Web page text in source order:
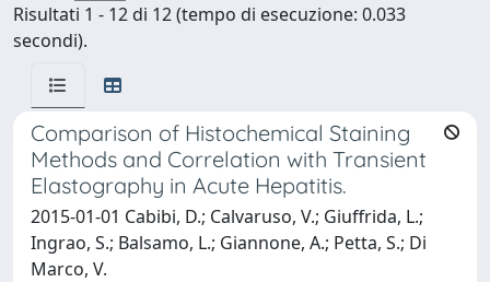
Risultati 1 - 12 di 12 (tempo di esecuzione: 0.033
secondi).
Comparison of Histochemical Staining
Methods and Correlation with Transient
Elastography in Acute Hepatitis.
2015-01-01 Cabibi, D.; Calvaruso, V.; Giuffrida, L.;
Ingrao, S.; Balsamo, L.; Giannone, A.; Petta, S.; Di
Marco, V.